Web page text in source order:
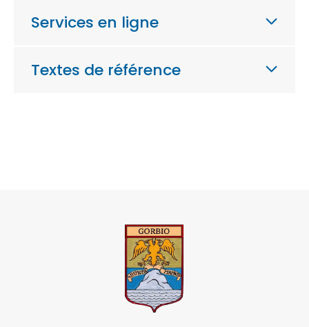
Services en ligne
Textes de référence